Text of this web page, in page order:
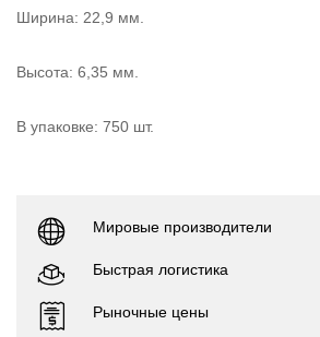
Ширина: 22,9 мм.
Высота: 6,35 мм.
В упаковке: 750 шт.
Мировые производители
Быстрая логистика
Рыночные цены